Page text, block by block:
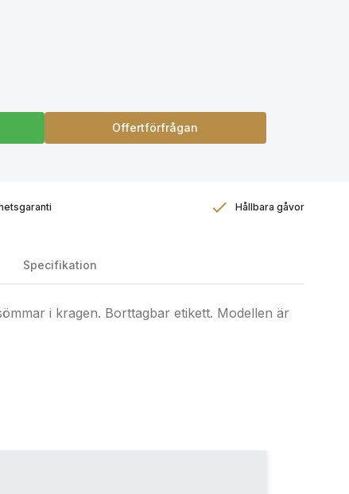
Offertförfrågan
Hållbara gåvor
Specifikation
i kragen. Borttagbar etikett. Modellen är